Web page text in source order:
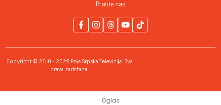
Pratite nas
Copyright © 2010 - 2026 Prva Srpska Televizija. Sva
prava zadržana.